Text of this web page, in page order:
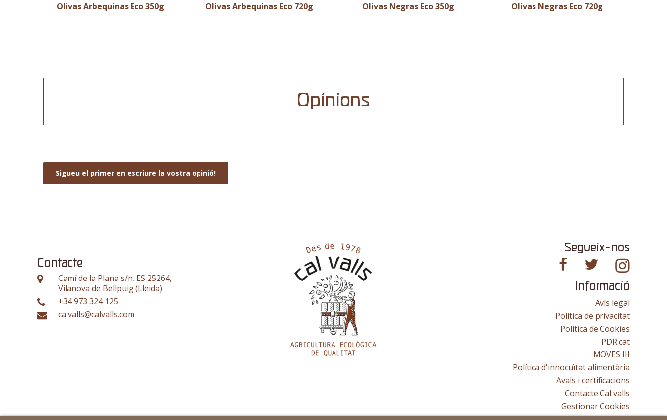
Olivas Arbequinas Eco 350g Olivas Arbequinas Eco 720g Olivas Negras Eco 350g Olivas Negras Eco 720g
Opinions
Sigueu el primer en escriure la vostra opinió!
Contacte
Camí de la Plana s/n, ES 25264,
Vilanova de Bellpuig (Lleida)
+34 973 324 125
calvalls@calvalls.com
Segueix-nos
Informació
Avís legal
Política de privacitat
Política de Cookies
PDR.cat
MOVES III
Política d'innocuïtat alimentària
Avals i certificacions
Contacte Cal valls
Gestionar Cookies